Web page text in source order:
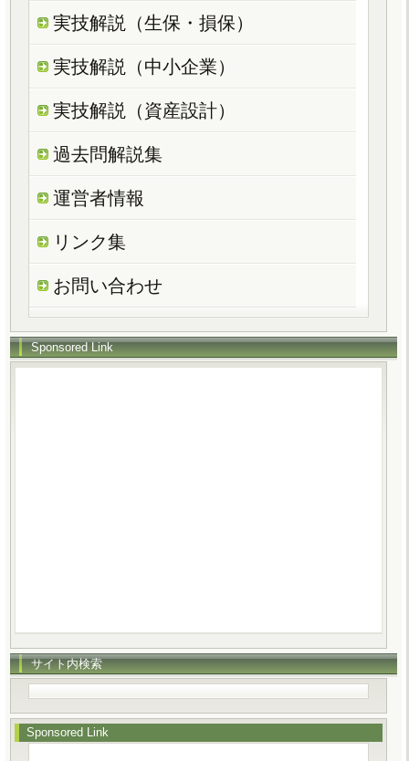
実技解説（生保・損保）
実技解説（中小企業）
実技解説（資産設計）
過去問解説集
運営者情報
リンク集
お問い合わせ
Sponsored Link
サイト内検索
Sponsored Link